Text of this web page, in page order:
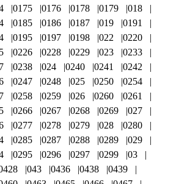
0175 0176 0178 0179
018
0185 0186 0187 019
0191
0195 0197 0198 022
0220
0226 0228 0229 023
0233
0238 024 0240 0241
0242
0247 0248 025 0250
0254
0258 0259 026 0260
0261
0266 0267 0268 0269
027
0277 0278 0279 028
0280
0285 0287 0288 0289
029
0295 0296 0297 0299
03
043 0436 0438
0439